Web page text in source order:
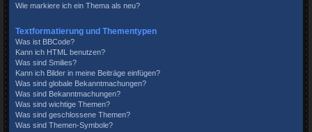
Wie markiere ich ein Thema als neu?
Textformatierung und Thementypen
Was ist BBCode?
Kann ich HTML benutzen?
Was sind Smilies?
Kann ich Bilder in meine Beiträge einfügen?
Was sind globale Bekanntmachungen?
Was sind Bekanntmachungen?
Was sind wichtige Themen?
Was sind geschlossene Themen?
Was sind Themen-Symbole?